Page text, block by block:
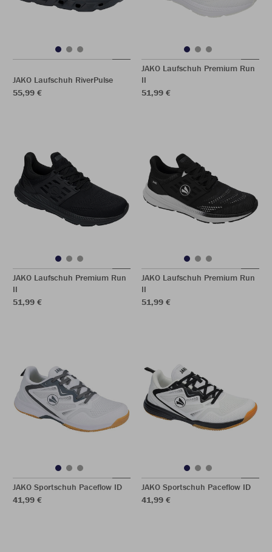
JAKO Laufschuh RiverPulse
55,99 €
JAKO Laufschuh Premium Run
II
51,99 €
JAKO Laufschuh Premium Run
II
51,99 €
JAKO Laufschuh Premium Run
II
51,99 €
JAKO Sportschuh Paceflow ID
41,99 €
JAKO Sportschuh Paceflow ID
41,99 €